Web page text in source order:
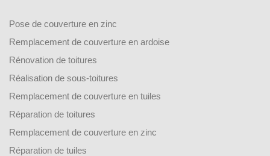
Pose de couverture en zinc
Remplacement de couverture en ardoise
Rénovation de toitures
Réalisation de sous-toitures
Remplacement de couverture en tuiles
Réparation de toitures
Remplacement de couverture en zinc
Réparation de tuiles